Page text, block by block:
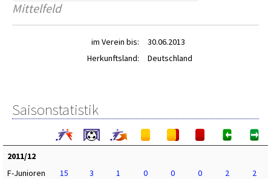
Mittelfeld
im Verein bis:
30.06.2013
Herkunftsland:
Deutschland
Saisonstatistik
2011/12
F-Junioren
15 3 1 0 0 0 2
2